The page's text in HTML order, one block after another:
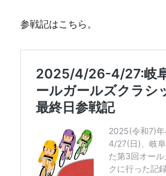
参戦記はこちら。